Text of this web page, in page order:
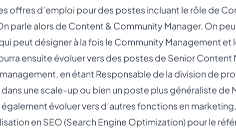
offres d’emploi pour des postes incluant le rôle de
parle alors de Content & Community Manager. On
peut désigner à la fois le Community Management et
ensuite évoluer vers des postes de Senior Content
en étant Responsable de la division de
une scale-up ou bien un poste plus généraliste de
évoluer vers d’autres fonctions en
en SEO (Search Engine Optimization) pour le